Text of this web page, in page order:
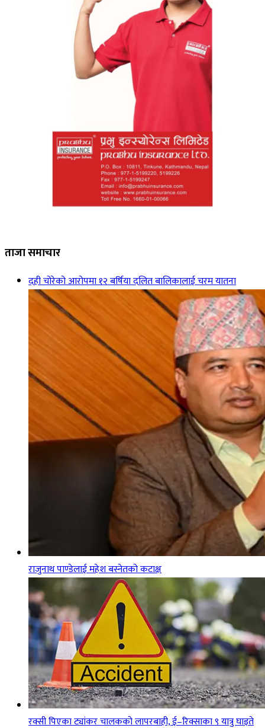
ताजा समाचार
दही चोरेको आरोपमा १२ बर्षिया दलित बालिकालाई चरम यातना
राजुनाथ पाण्डेलाई महेश बस्नेतको कटाक्ष
रक्सी पिएका ट्यांकर चालकको लापरबाही, ई–रिक्साका ९ यात्रु घाइते